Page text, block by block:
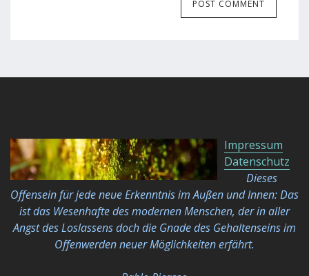
Impressum
Datenschutz
Dieses
Offensein für jede neue Erkenntnis im Außen und Innen: Das
ist das Wesenhafte des modernen Menschen, der in aller
Angst des Loslassens doch die Gnade des Gehaltenseins im
Offenwerden neuer Möglichkeitenerfährt.